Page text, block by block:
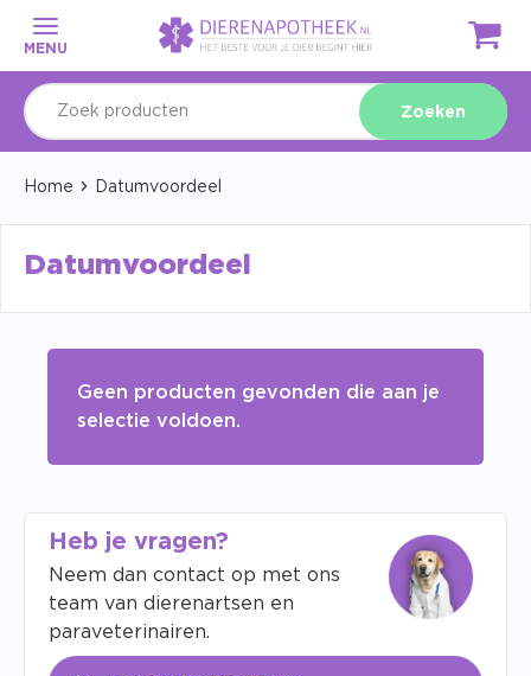
MENU
Zoeken
Home Datumvoordeel
Datumvoordeel
Geen producten gevonden die aan je
selectie voldoen.
Heb je vragen?
Neem dan contact op met ons
team van dierenartsen en
paraveterinairen.